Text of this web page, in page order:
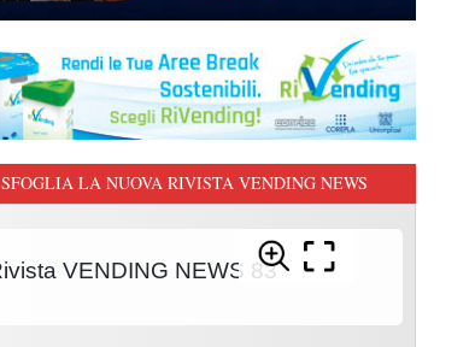
SFOGLIA LA NUOVA RIVISTA VENDING NEWS